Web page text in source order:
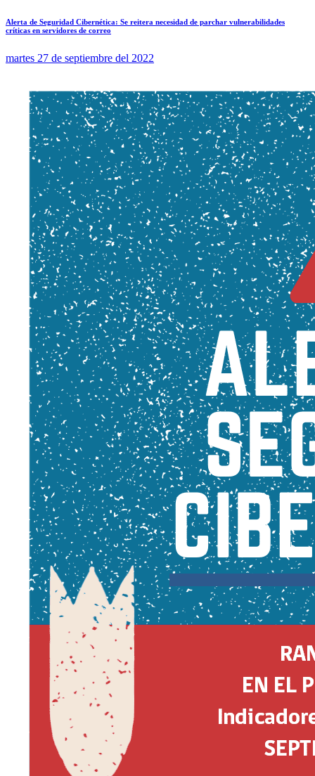
Alerta de Seguridad Cibernética: Se reitera necesidad de parchar vulnerabilidades
críticas en servidores de correo
martes 27 de septiembre del 2022